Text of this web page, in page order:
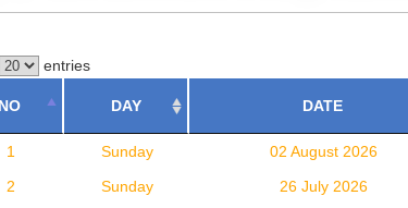
entries
NO DAY DATE
1 Sunday 02 August 2026
2
Sunday 26 July 2026